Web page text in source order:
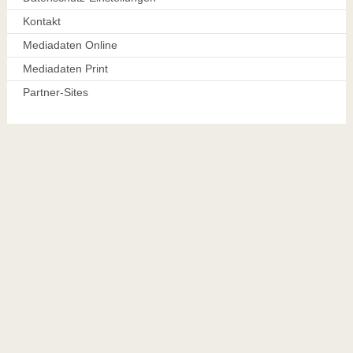
Kontakt
Mediadaten Online
Mediadaten Print
Partner-Sites